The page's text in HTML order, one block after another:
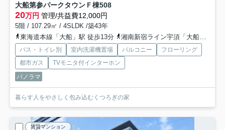
大船第参パークタウンＦ棟508
20万円 管理/共益費12,000円
5階 / 107.29㎡ / 4SLDK /築43年
東海道本線「大船」駅 徒歩13分
湘南新宿ライン宇須「大船」駅 徒歩13分
バス・トイレ別 室内洗濯機置場 バルコニー
フローリング
都市ガス
TVモニタ付インターホン
パノラマ
暮らす人をやさしく包み込むくつろぎの家
賃貸マンション